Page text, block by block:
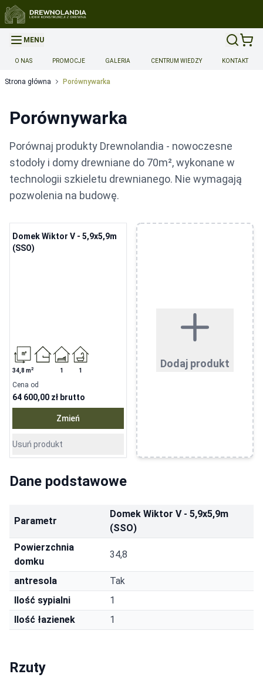
MENU
O NAS PROMOCJE GALERIA CENTRUM WIEDZY KONTAKT
Strona główna Porównywarka
Porównywarka
Porównaj produkty Drewnolandia - nowoczesne
stodoły i domy drewniane do 70m², wykonane w
technologii szkieletu drewnianego. Nie wymagają
pozwolenia na budowę.
Domek Wiktor V - 5,9x5,9m
(SSO)
34,8 m2 1 1
Cena od
64 600,00 zł brutto
Zmień
Usuń produkt
Dodaj produkt
Dane podstawowe
Parametr
Domek Wiktor V - 5,9x5,9m
(SSO)
Powierzchnia
domku
34,8
antresola
Tak
Ilość sypialni
1
Ilość łazienek
1
Rzuty